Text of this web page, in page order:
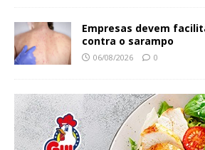
Empresas devem
contra o sarampo
06/08/2026 0